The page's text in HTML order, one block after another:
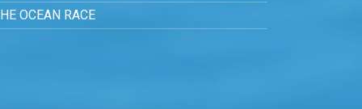
OCEAN RACE